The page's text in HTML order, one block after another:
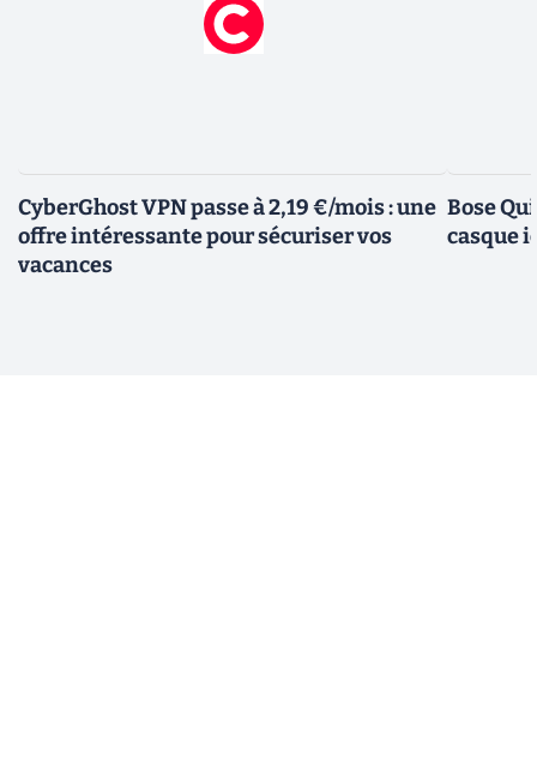
CyberGhost VPN passe à 2,19 €/mois : une
offre intéressante pour sécuriser vos
vacances
Bose
casque